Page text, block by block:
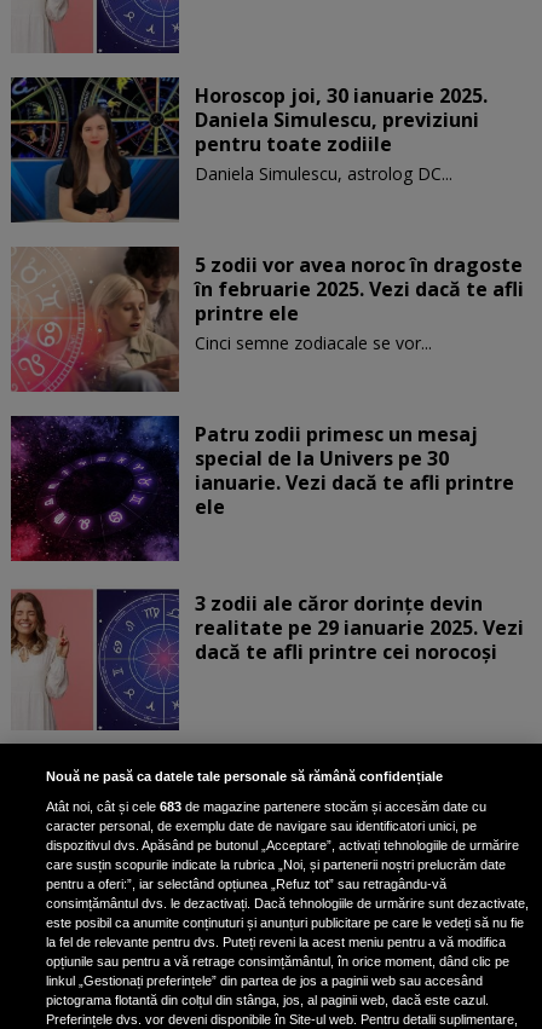
Horoscop joi, 30 ianuarie 2025.
Daniela Simulescu, previziuni
pentru toate zodiile
Daniela Simulescu, astrolog DC...
5 zodii vor avea noroc în dragoste
în februarie 2025. Vezi dacă te afli
printre ele
Cinci semne zodiacale se vor...
Patru zodii primesc un mesaj
special de la Univers pe 30
ianuarie. Vezi dacă te afli printre
ele
3 zodii ale căror dorințe devin
realitate pe 29 ianuarie 2025. Vezi
dacă te afli printre cei norocoși
Horoscop marți, 28 ianuarie 2025.
Daniela Simulescu, previziuni
pentru toate zodiile
Daniela Simulescu, astrolog DC...
4 zodii primesc un semn puternic
din partea Universului pe 28
ianuarie 2025. Vezi dacă te afli
printre ele
Nouă ne pasă ca datele tale personale să rămână confidențiale
Atât noi, cât și cele683 de magazine partenere stocăm și accesăm date cu
caracter personal, de exemplu date de navigare sau identificatori unici, pe
dispozitivul dvs. Apăsând pe butonul „Acceptare”, activați tehnologiile de urmărire
care susțin scopurile indicate la rubrica „Noi, și partenerii noștri prelucrăm date
pentru a oferi:”, iar selectând opțiunea „Refuz tot” sau retragându-vă
consimțământul dvs. le dezactivați. Dacă tehnologiile de urmărire sunt dezactivate,
este posibil ca anumite conținuturi și anunțuri publicitare pe care le vedeți să nu fie
la fel de relevante pentru dvs. Puteți reveni la acest meniu pentru a vă modifica
opțiunile sau pentru a vă retrage consimțământul, în orice moment, dând clic pe
linkul „Gestionați preferințele” din partea de jos a paginii web sau accesând
pictograma flotantă din colțul din stânga, jos, al paginii web, dacă este cazul.
Preferințele dvs. vor deveni disponibile în Site-ul web. Pentru detalii suplimentare,